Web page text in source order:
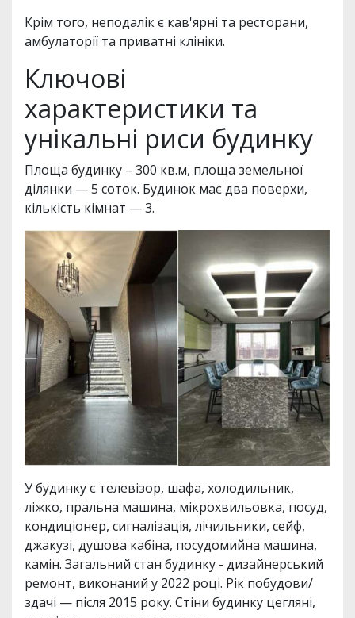
Крім того, неподалік є кав'ярні та ресторани,
амбулаторії та приватні клініки.
Ключові
характеристики та
унікальні риси будинку
Площа будинку – 300 кв.м, площа земельної
ділянки — 5 соток. Будинок має два поверхи,
кількість кімнат — 3.
У будинку є телевізор, шафа, холодильник,
ліжко, пральна машина, мікрохвильовка, посуд,
кондиціонер, сигналізація, лічильники, сейф,
джакузі, душова кабіна, посудомийна машина,
камін. Загальний стан будинку - дизайнерський
ремонт, виконаний у 2022 році. Рік побудови/
здачі — після 2015 року. Стіни будинку цегляні,